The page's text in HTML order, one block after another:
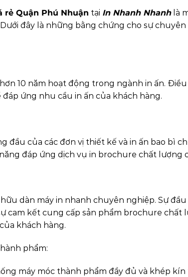
Quận Phú Nhuận tại In Nhanh Nhanhlà
đây là những bằng chứng cho sự
10 năm hoạt động trong ngành in ấn.
ứng nhu cầu in ấn của khách hàng.
đầu của các đơn vị thiết kế và in ấn bao bì
đáp ứng dịch vụ in brochure chất lượng
dàn máy in nhanh chuyên nghiệp. Sự
cam kết cung cấp sản phẩm brochure chất
khách hàng.
phẩm:
máy móc thành phẩm đầy đủ và khép kín